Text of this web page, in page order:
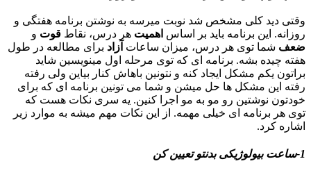
وقتی دید کلی مشخص شد نوبت میرسه به نوشتن برنامه هفتگی و
روزانه. این برنامه باید بر اساس اهمیت هر درس، نقاط قوت و
ضعف شما توی هر درس، میزان ساعات آزاد برای مطالعه در طول
هفته چیده بشه. برنامه ای که توی مرحله اول مینویسین شاید
براتون یکم مشکل ایجاد کنه و نتونین باهاش کنار بیاین ولی رفته
رفته این مشکل ها حل میشن و شما می تونین برنامه ای که برای
خودتون نوشتین رو مو به مو اجرا کنین. یه سری نکات هست که
توی هر برنامه ای خیلی مهمه. از این نکات مهم میشه به موارد زیر
اشاره کرد.
1-ساعت بیولوژیکی بدنتو تعیین کن